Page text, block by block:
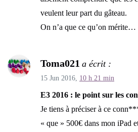
veulent leur part du gâteau.
On n’a que ce qu’on mérite…
Toma021 a écrit :
15 Jun 2016, 10 h 21 min
E3 2016 : le point sur les
Je tiens à préciser à ce
« que » 500€ dans mon iPad